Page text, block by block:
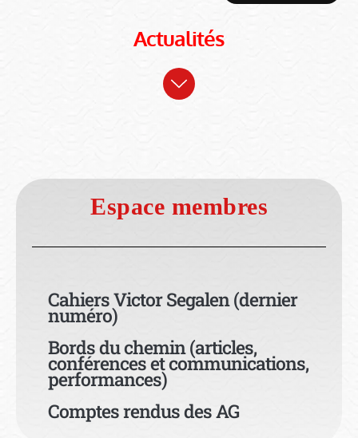
Actualités
Espace membres
Cahiers Victor Segalen (dernier
numéro)
Bords du chemin (articles,
conférences et communications,
performances)
Comptes rendus des AG